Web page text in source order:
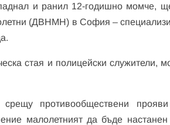
и ранил 12-годишно момче,
(ДВНМН) в София –
стая и полицейски служители,
противообществени
малолетният да бъде настанен